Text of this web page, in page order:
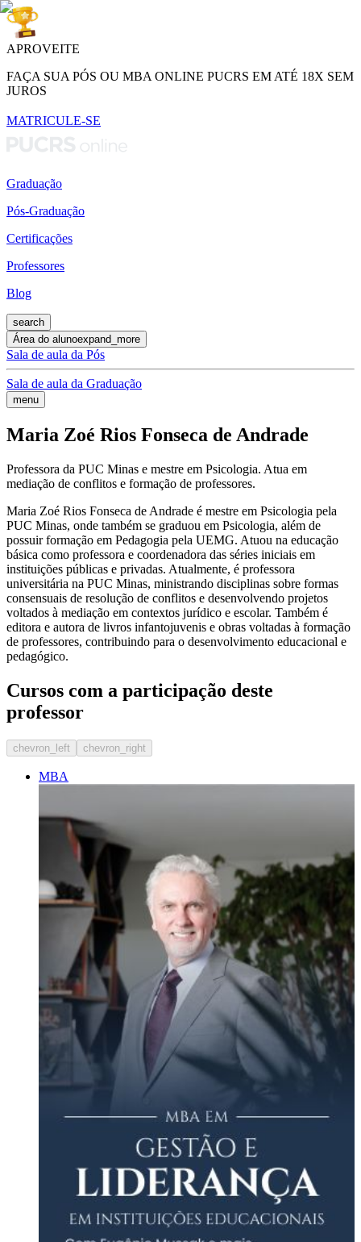
APROVEITE
FAÇA SUA PÓS OU MBA ONLINE PUCRS EM ATÉ 18X SEM
JUROS
MATRICULE-SE
Graduação
Pós-Graduação
Certificações
Professores
Blog
search
Área do alunoexpand_more
Sala de aula da Pós
Sala de aula da Graduação
menu
Maria Zoé Rios Fonseca de Andrade
Professora da PUC Minas e mestre em Psicologia. Atua em
mediação de conflitos e formação de professores.
Maria Zoé Rios Fonseca de Andrade é mestre em Psicologia pela
PUC Minas, onde também se graduou em Psicologia, além de
possuir formação em Pedagogia pela UEMG. Atuou na educação
básica como professora e coordenadora das séries iniciais em
instituições públicas e privadas. Atualmente, é professora
universitária na PUC Minas, ministrando disciplinas sobre formas
consensuais de resolução de conflitos e desenvolvendo projetos
voltados à mediação em contextos jurídico e escolar. Também é
editora e autora de livros infantojuvenis e obras voltadas à formação
de professores, contribuindo para o desenvolvimento educacional e
pedagógico.
Cursos com a participação deste
professor
chevron_left chevron_right
MBA